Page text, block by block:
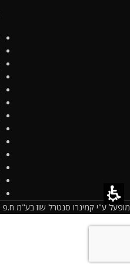
מופעל ע"י קמינרו סנטרל שוז בע"מ ח.פ 512019472(CAMINARO CENTRAL SHOE LTD - <a